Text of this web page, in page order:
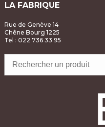
LA FABRIQUE
Rue de Genève 14
Chêne Bourg 1225
Tel : 022 736 33 95